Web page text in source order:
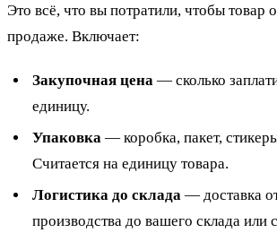
Это всё, что вы потратили, чтобы товар
продаже. Включает:
Закупочная цена — сколько
единицу.
Упаковка — коробка, пакет,
Считается на единицу товара.
Логистика до склада — доставка
производства до вашего склада или